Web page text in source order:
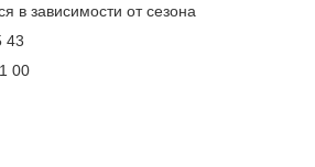
в зависимости от сезона
43
00